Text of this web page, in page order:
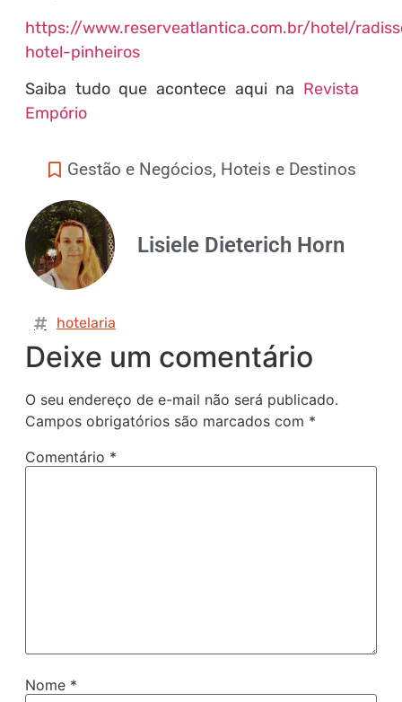
https://www.reserveatlantica.com.br/hotel/
hotel-pinheiros
Saiba tudo que acontece aqui na Revista
Empório
Gestão e Negócios, Hoteis e Destinos
Lisiele Dieterich Horn
hotelaria
Deixe um comentário
O seu endereço de e-mail não será publicado.
Campos obrigatórios são marcados com *
Comentário *
Nome *